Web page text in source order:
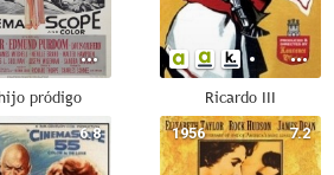
pródigo Ricardo III
6.8 7.2
1956